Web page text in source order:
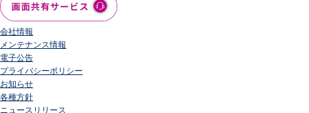
会社情報
メンテナンス情報
電子公告
プライバシーポリシー
お知らせ
各種方針
ニュースリリース